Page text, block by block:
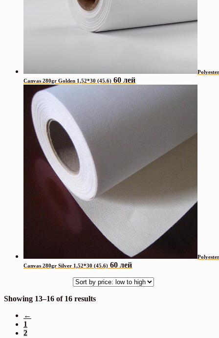
Polyester
Canvas 280gr Golden 1,52*30 (45.6) 60 лей
Polyester
Canvas 280gr Silver 1,52*30 (45.6) 60 лей
Showing 13–16 of 16 results
←
1
2